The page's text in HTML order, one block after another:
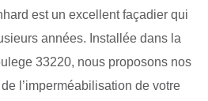
est un excellent façadier qui
années. Installée dans la
33220, nous proposons nos
l’imperméabilisation de votre